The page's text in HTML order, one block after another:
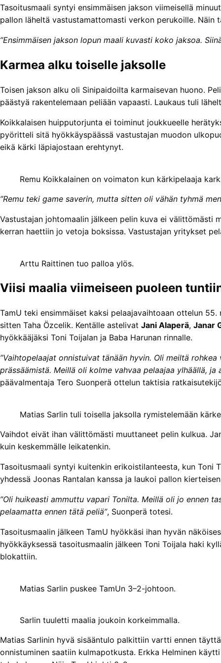
Tasoitusmaali syntyi ensimmäisen jakson viimeisellä
pallon läheltä vastustamattomasti verkon perukoille. Näin
”Ensimmäisen jakson lopun maali kuvasti koko jaksoa.
Karmea alku toiselle jaksolle
Toisen jakson alku oli Sinipaidoilta karmaisevan huono.
päästyä rakentelemaan peliään vapaasti. Laukaus tuli
Koikkalaisen huipputorjunta ei toiminut joukkueelle
pyöritteli sitä hyökkäyspäässä vastustajan muodon
eikä kärki läpiajostaan erehtynyt.
Remu Koikkalainen on voimaton kun kärkipelaaja
”Remu teki game saverin, mutta sitten oli vähän tyhmä
Vastustajan johtomaalin jälkeen pelin kuva ei välittömästi
kerran haettiin jo vetoja boksissa. Vastustajan yritykset
Arttu Raittinen tuo palloa ylös.
Viisi maalia viimeiseen puoleen
TamU teki ensimmäiset kaksi pelaajavaihtoaan ottelun
sitten Taha Özcelik. Kentälle astelivat Jani Alaperä, Janar
hyökkääjäksi Toni Toijalan ja Baba Harunan rinnalle.
”Vaihtopelaajat onnistuivat tänään hyvin. Oli meiltä
prässäämistä. Meillä oli kolme vahvaa pelaajaa ylhäällä,
päävalmentaja Tero Suonperä ottelun taktisia
Matias Sarlin tuli toisella jaksolla rymistelemään
Vaihdot eivät ihan välittömästi muuttaneet pelin kulkua.
kuin keskemmälle leikatenkin.
Tasoitusmaali syntyi kuitenkin erikoistilanteesta, kun
yhdessä Joonas Rantalan kanssa ja laukoi pallon
”Oli huikeasti ammuttu vapari Tonilta. Meillä oli jo ennen
pelaamatta ennen tätä peliä”, Suonperä totesi.
Tasoitusmaalin jälkeen TamU hyökkäsi ihan hyvän
hyökkäyksessä tasoitusmaalin jälkeen Toni Toijala haki
blokattiin.
Matias Sarlin puskee TamUn 3–2-johtoon.
Sarlin tuuletti maalia joukoin korkeimmalla.
Matias Sarlinin hyvä sisääntulo palkittiin vartti ennen
onnistuminen saatiin kulmapotkusta. Erkka Helminen